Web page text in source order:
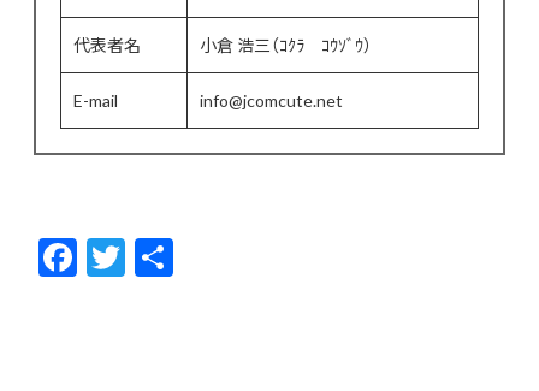
代表者名 小倉 浩三（ｺｸﾗ ｺｳｿﾞｳ）
E-mail info@jcomcute.net
F
ac
T
w